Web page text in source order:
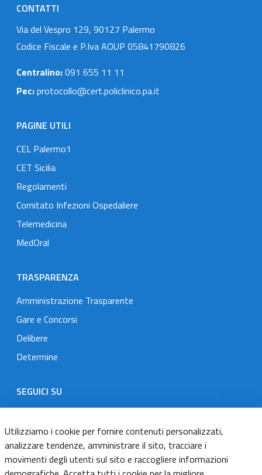
CONTATTI
Via del Vespro 129, 90127 Palermo
Codice Fiscale e P.Iva AOUP 05841790826
Centralino:091 655 11 11
Pec:protocollo@cert.policlinico.pa.it
PAGINE UTILI
CEL Palermo1
CET Sicilia
Regolamenti
Comitato Infezioni Ospedaliere
Telemedicina
MedOral
TRASPARENZA
Amministrazione Trasparente
Gare e Concorsi
Delibere
Determine
SEGUICI SU
Designers Italia
TwitterInstagramYoutubeLinkedin
Utilizziamo i cookie per fornire contenuti personalizzati,
analizzare tendenze, amministrare il sito, tracciare i
movimenti degli utenti sul sito e raccogliere informazioni